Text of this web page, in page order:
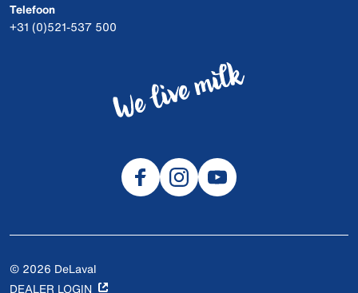
Telefoon
+31 (0)521-537 500
© 2026 DeLaval
DEALER LOGIN